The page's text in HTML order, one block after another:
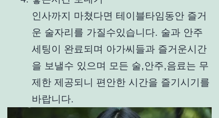
인사까지 마쳤다면 테이블타임동안 즐거
운 술자리를 가질수있습니다. 술과 안주
세팅이 완료되며 아가씨들과 즐거운시간
을 보낼수 있으며 모든 술,안주,음료는 무
제한 제공되니 편안한 시간을 즐기시기를
바랍니다.